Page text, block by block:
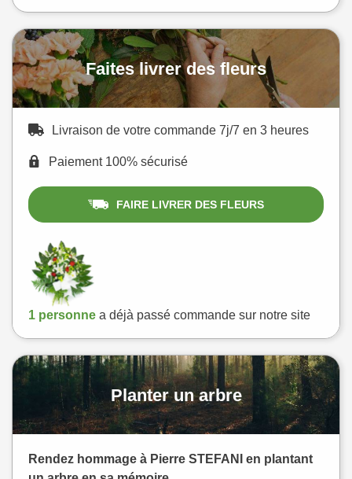
Faites livrer des fleurs
Livraison de votre commande 7j/7 en 3 heures
Paiement 100% sécurisé
FAIRE LIVRER DES FLEURS
1 personne a déjà passé commande sur notre site
Planter un arbre
Rendez hommage à Pierre STEFANI en plantant